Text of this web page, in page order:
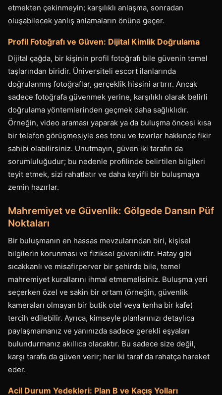
etmekten çekinmeyin; karşılıklı anlaşma, sonradan
oluşabilecek yanlış anlamaların önüne geçer.
Profil Fotoğrafı ve Güven: Dijital Kimlik Doğrulama
Dijital çağda, bir kişinin profil fotoğrafı bile güvenin temel
taşlarından biridir. Üniversiteli escort ilanlarında
doğrulanmış fotoğraflar, gerçeklik hissini artırır. Ancak
sadece fotoğrafa güvenmek yerine, karşılıklı olarak belirli
doğrulama yöntemlerinden geçmek daha sağlıklıdır.
Örneğin, video araması yaparak ya da buluşma öncesi kısa
bir telefon görüşmesiyle ses tonu ve tavırlar hakkında fikir
sahibi olabilirsiniz. Unutmayın, güven iki tarafın da
sorumluluğudur; bu nedenle profilinde belirtilen bilgileri
teyit etmek, sizi rahatlatır ve daha keyifli bir buluşmaya
zemin hazırlar.
Mahremiyet ve Güvenlik: Gölgede Dansın Püf
Noktaları
Bir buluşmanın en hassas mevzularından biri, kişisel
bilgilerin korunması ve fiziksel güvenliktir. Hatay gibi
sıcakkanlı ve misafirperver bir şehirde bile, temel
mahremiyet kurallarını ihmal etmemelisiniz. Buluşma yeri
seçerken özel ve sakin bir ortam (örneğin, güvenlik
kameraları olmayan bir butik otel veya tenha bir kafe)
tercih edilebilir. Ayrıca, kimseyle planlarınızı detaylıca
paylaşmamanız ve yanınızda sadece gerekli eşyaları
bulundurmanız akıllıca olacaktır. Bu sadece size değil,
karşı tarafa da güven verir; her iki taraf da rahatça hareket
eder.
Acil Durum Yedekleri: Plan B ve Kaçış Yolları